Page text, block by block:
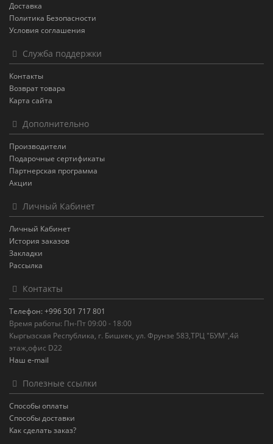
Доставка
Политика Безопасности
Условия соглашения
Служба поддержки
Контакты
Возврат товара
Карта сайта
Дополнительно
Производители
Подарочные сертификаты
Партнерская программа
Акции
Личный Кабинет
Личный Кабинет
История заказов
Закладки
Рассылка
Контакты
Телефон: +996 501 717 801
Время работы: Пн-Пт 09:00 - 18:00
Кыргызская Республика, г. Бишкек, ул. Фрунзе 583,ТРЦ "БУМ",4й
этаж,офис D22
Наш e-mail
Полезные ссылки
Способы оплаты
Способы доставки
Как сделать заказ?